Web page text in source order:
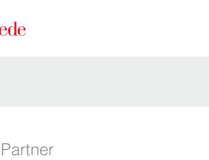
Partner